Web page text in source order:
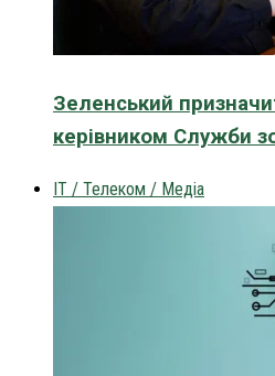
Зеленський
керівником Служби
IT / Телеком / Медіа